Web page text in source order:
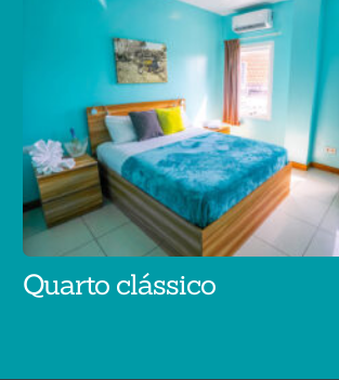
Quarto clássico